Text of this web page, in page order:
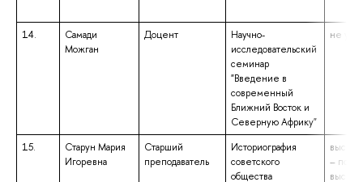
14.
Самади
Можган
Доцент
Научно-
исследовательский
семинар
"Введение в
современный
Ближний Восток и
Северную Африку"
не
15.
Старун Мария
Игоревна
Старший
преподаватель
Историография
советского
общества
–